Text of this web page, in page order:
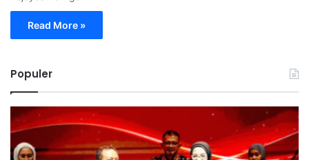
Read More »
Populer